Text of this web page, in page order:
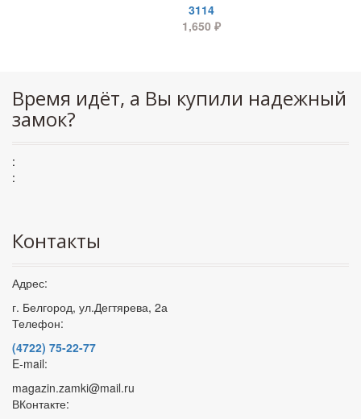
3114
1,650₽
Время идёт, а Вы купили надежный
замок?
:
:
Контакты
Адрес:
г. Белгород, ул.Дегтярева, 2а
Телефон:
(4722) 75-22-77
E-mail:
magazin.zamki@mail.ru
ВКонтакте: